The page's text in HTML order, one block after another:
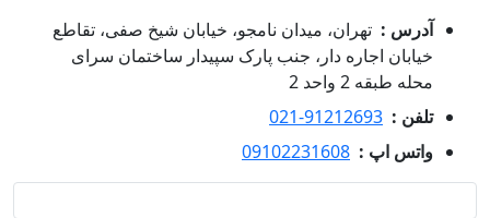
آدرس : تهران، میدان نامجو، خیابان شیخ صفی، تقاطع
خیابان اجاره دار، جنب پارک سپیدار ساختمان سرای
محله طبقه 2 واحد 2
تلفن : 021-91212693
واتس اپ : 09102231608